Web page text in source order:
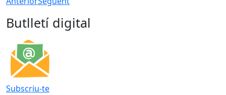
Butlletí digital
Subscriu-te